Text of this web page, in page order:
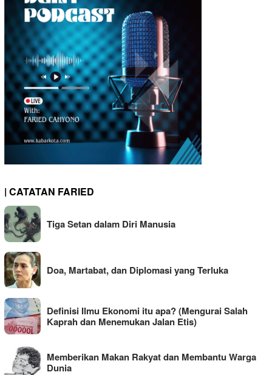
| CATATAN FARIED
Tiga Setan dalam Diri Manusia
Doa, Martabat, dan Diplomasi yang Terluka
Definisi Ilmu Ekonomi itu apa? (Mengurai Salah
Kaprah dan Menemukan Jalan Etis)
Memberikan Makan Rakyat dan Membantu Warga
Dunia